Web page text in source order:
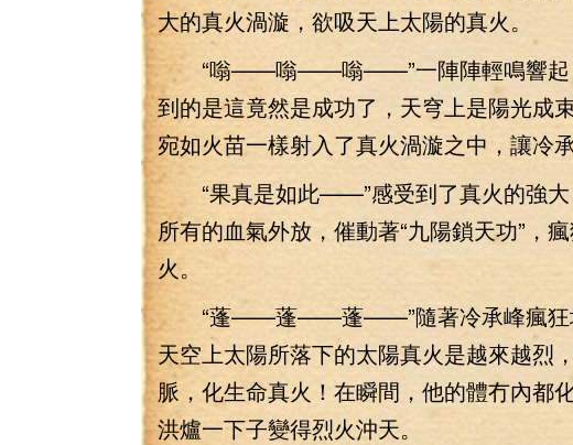
大的真火渦漩，欲吸天上太陽的真火。
“嗡——嗡——嗡——”一陣陣輕鳴響起，
到的是這竟然是成功了，天穹上是陽光成
宛如火苗一樣射入了真火渦漩之中，讓冷
“果真是如此——”感受到了真火的強大
所有的血氣外放，催動著“九陽鎖天功”，
火。
“蓬——蓬——蓬——”隨著冷承峰瘋狂地
天空上太陽所落下的太陽真火是越來越烈
脈，化生命真火！在瞬間，他的體冇內都
洪爐一下子變得烈火沖天。